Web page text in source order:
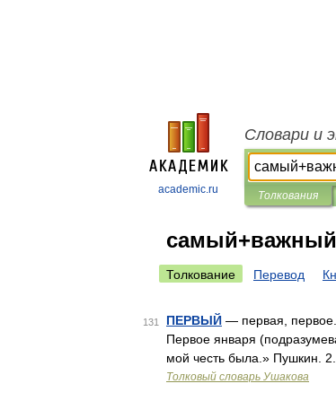
academic.ru
Словари и
Толкования
самый+важный
Толкование Перевод
131 ПЕРВЫЙ — первая,
Первое января
мой честь была.» Пушкин.
Толковый словарь Ушакова